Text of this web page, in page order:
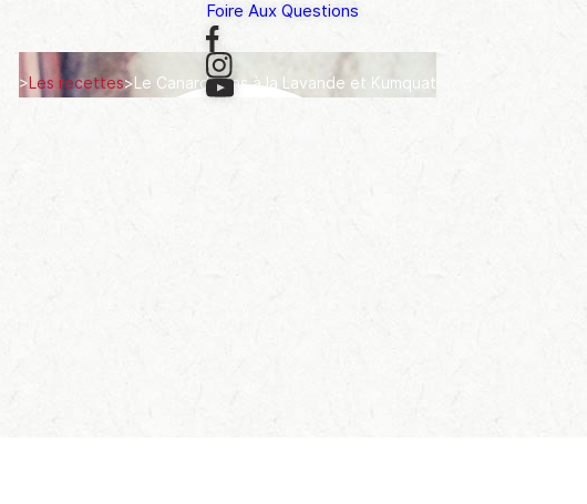
Foire Aux Questions
>Les recettes> Le Canard Gras à la Lavande et Kumquat